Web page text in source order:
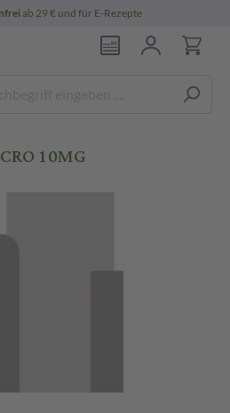
ab 29 € und für E-Rezepte
10MG